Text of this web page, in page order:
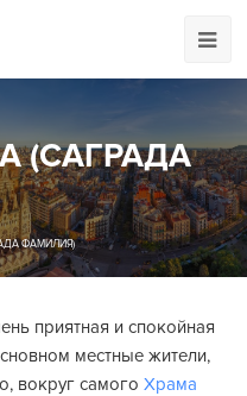
(САГРАДА
ФАМИЛИЯ)
приятная и спокойная
местные жители,
вокруг самогоХрама